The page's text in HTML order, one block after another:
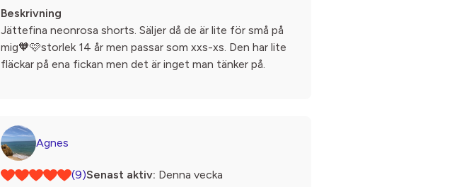
Beskrivning
Jättefina neonrosa shorts. Säljer då de är lite för små på
mig🧡🩷storlek 14 år men passar som xxs-xs. Den har lite
fläckar på ena fickan men det är inget man tänker på.
Agnes
(9)Senast aktiv: Denna vecka